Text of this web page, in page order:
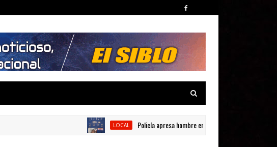
LOCAL Policía apresa hombre en presunta por posesión de